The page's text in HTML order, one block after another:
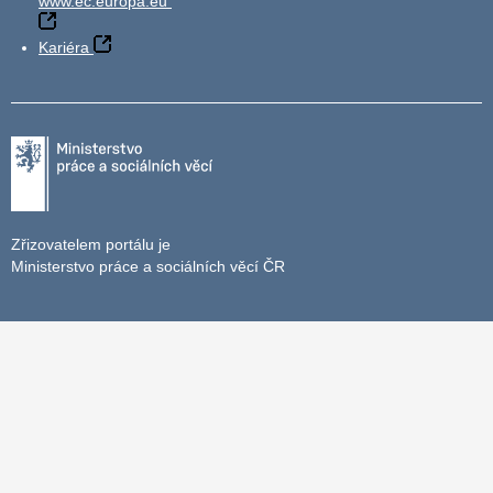
Kariéra
Zřizovatelem portálu je
Ministerstvo práce a sociálních věcí ČR